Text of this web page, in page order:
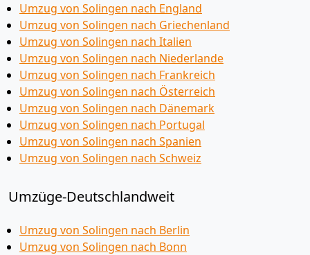
Umzug von Solingen nach England
Umzug von Solingen nach Griechenland
Umzug von Solingen nach Italien
Umzug von Solingen nach Niederlande
Umzug von Solingen nach Frankreich
Umzug von Solingen nach Österreich
Umzug von Solingen nach Dänemark
Umzug von Solingen nach Portugal
Umzug von Solingen nach Spanien
Umzug von Solingen nach Schweiz
Umzüge-Deutschlandweit
Umzug von Solingen nach Berlin
Umzug von Solingen nach Bonn